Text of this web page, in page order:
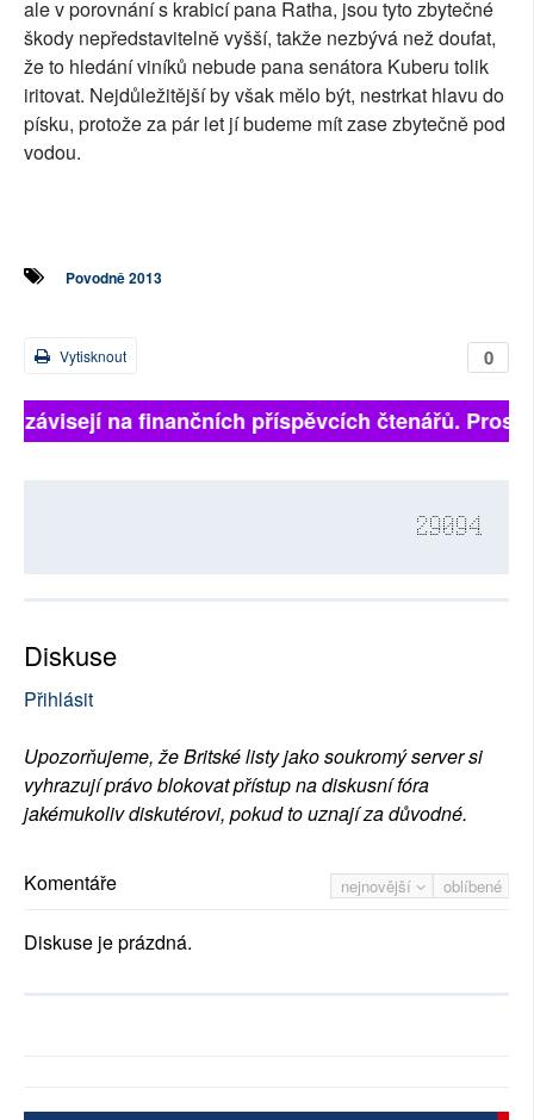
ale v porovnání s krabicí pana Ratha, jsou tyto zbytečné
škody nepředstavitelně vyšší, takže nezbývá než doufat,
že to hledání viníků nebude pana senátora Kuberu tolik
iritovat. Nejdůležitější by však mělo být, nestrkat hlavu do
písku, protože za pár let jí budeme mít zase zbytečně pod
vodou.
Povodně 2013
0
Vytisknout
závisejí na finančních příspěvcích čtenářů.
29094
Diskuse
Přihlásit
Upozorňujeme, že Britské listy jako soukromý server si
vyhrazují právo blokovat přístup na diskusní fóra
jakémukoliv diskutérovi, pokud to uznají za důvodné.
nejnovější oblíbené
Komentáře
Diskuse je prázdná.